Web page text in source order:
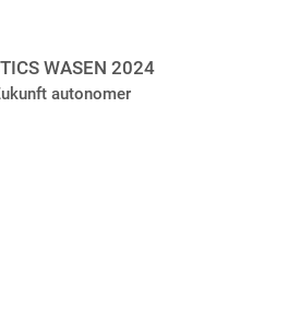
WASEN 2024
autonomer